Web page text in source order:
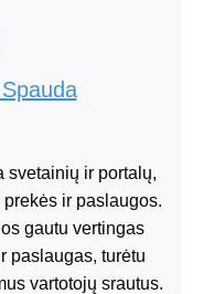
svetainių ir portalų,
ir paslaugos.
gautu vertingas
paslaugas, turėtu
vartotojų srautus.